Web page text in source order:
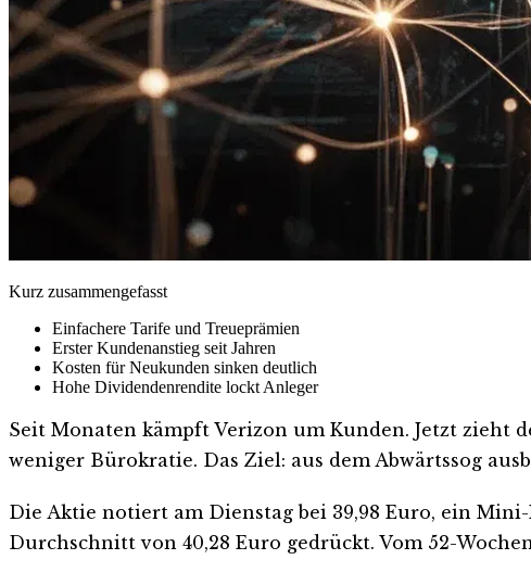
Kurz zusammengefasst
Einfachere Tarife und Treueprämien
Erster Kundenanstieg seit Jahren
Kosten für Neukunden sinken deutlich
Hohe Dividendenrendite lockt Anleger
Seit Monaten kämpft Verizon um Kunden. Jetzt zieht
weniger Bürokratie. Das Ziel: aus dem Abwärtssog
Die Aktie notiert am Dienstag bei 39,98 Euro, ein
Durchschnitt von 40,28 Euro gedrückt. Vom 52-